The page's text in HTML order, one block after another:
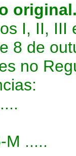
I, II, III
8 de
no
M .....